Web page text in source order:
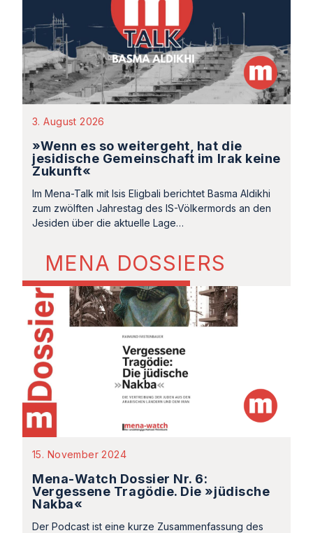
3. August 2026
»Wenn es so weitergeht, hat die
jesidische Gemeinschaft im Irak keine
Zukunft«
Im Mena-Talk mit Isis Eligbali berichtet Basma Aldikhi
zum zwölften Jahrestag des IS-Völkermords an den
Jesiden über die aktuelle Lage…
MENA DOSSIERS
15. November 2024
Mena-Watch Dossier Nr. 6:
Vergessene Tragödie. Die »jüdische
Nakba«
Der Podcast ist eine kurze Zusammenfassung des